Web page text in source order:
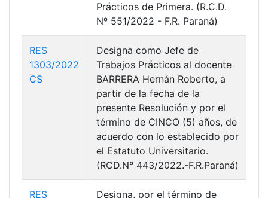
Prácticos de Primera. (R.C.D.
Nº 551/2022 - F.R. Paraná)
RES
1303/2022
CS
Designa como Jefe de
Trabajos Prácticos al docente
BARRERA Hernán Roberto, a
partir de la fecha de la
presente Resolución y por el
término de CINCO (5) años, de
acuerdo con lo establecido por
el Estatuto Universitario.
(RCD.N° 443/2022.-F.R.Paraná)
RES Designa, por el término de